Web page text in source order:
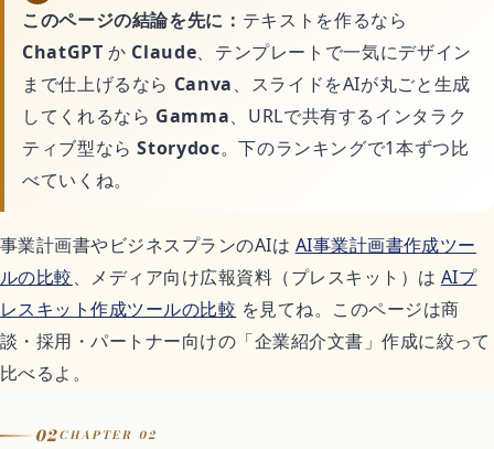
どんでん返しアニメ
ゲーム
暮らし
このページの結論を先に： テキストを作るなら
ChatGPT か Claude、テンプレートで一気にデザイン
まで仕上げるなら Canva、スライドをAIが丸ごと生成
してくれるなら Gamma、URLで共有するインタラク
ティブ型ならStorydoc。下のランキングで1本ずつ比
べていくね。
事業計画書やビジネスプランのAIは AI事業計画書作成ツー
ルの比較、メディア向け広報資料（プレスキット）はAIプ
レスキット作成ツールの比較 を見てね。このページは商
談・採用・パートナー向けの「企業紹介文書」作成に絞って
比べるよ。
02CHAPTER 02